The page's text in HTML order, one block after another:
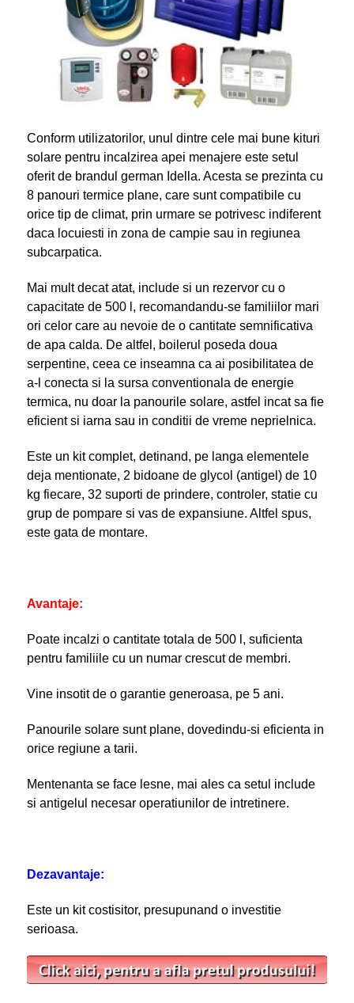
Conform utilizatorilor, unul dintre cele mai bune kituri
solare pentru incalzirea apei menajere este setul
oferit de brandul german Idella. Acesta se prezinta cu
8 panouri termice plane, care sunt compatibile cu
orice tip de climat, prin urmare se potrivesc indiferent
daca locuiesti in zona de campie sau in regiunea
subcarpatica.
Mai mult decat atat, include si un rezervor cu o
capacitate de 500 l, recomandandu-se familiilor mari
ori celor care au nevoie de o cantitate semnificativa
de apa calda. De altfel, boilerul poseda doua
serpentine, ceea ce inseamna ca ai posibilitatea de
a-l conecta si la sursa conventionala de energie
termica, nu doar la panourile solare, astfel incat sa fie
eficient si iarna sau in conditii de vreme neprielnica.
Este un kit complet, detinand, pe langa elementele
deja mentionate, 2 bidoane de glycol (antigel) de 10
kg fiecare, 32 suporti de prindere, controler, statie cu
grup de pompare si vas de expansiune. Altfel spus,
este gata de montare.
Avantaje:
Poate incalzi o cantitate totala de 500 l, suficienta
pentru familiile cu un numar crescut de membri.
Vine insotit de o garantie generoasa, pe 5 ani.
Panourile solare sunt plane, dovedindu-si eficienta in
orice regiune a tarii.
Mentenanta se face lesne, mai ales ca setul include
si antigelul necesar operatiunilor de intretinere.
Dezavantaje:
Este un kit costisitor, presupunand o investitie
serioasa.